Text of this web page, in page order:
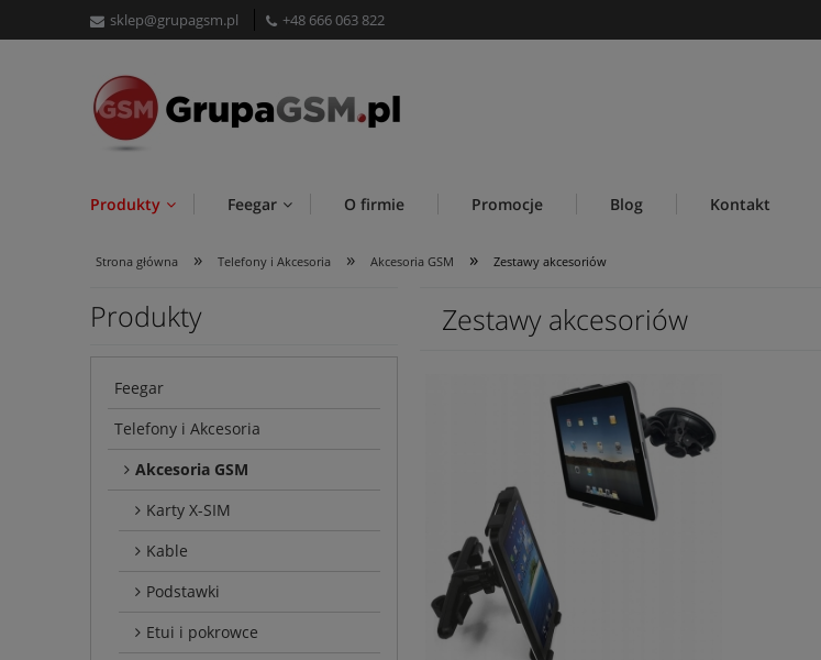
sklep@grupagsm.pl +48 666 063 822
Produkty Feegar O firmie Promocje Blog Kontakt
Strona główna » Telefony i Akcesoria » Akcesoria GSM » Zestawy akcesoriów
Produkty
Feegar
Telefony i Akcesoria
Akcesoria GSM
Karty X-SIM
Kable
Podstawki
Etui i pokrowce
Zestawy akcesoriów